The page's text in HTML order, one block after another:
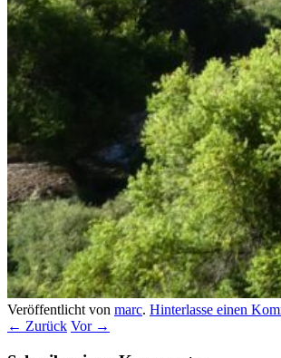
Veröffentlicht von marc. Hinterlasse einen
← Zurück Vor →